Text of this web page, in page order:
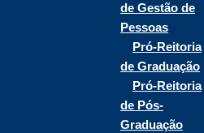
de Gestão de
Pessoas
Pró-Reitoria
de Graduação
Pró-Reitoria
de Pós-
Graduação